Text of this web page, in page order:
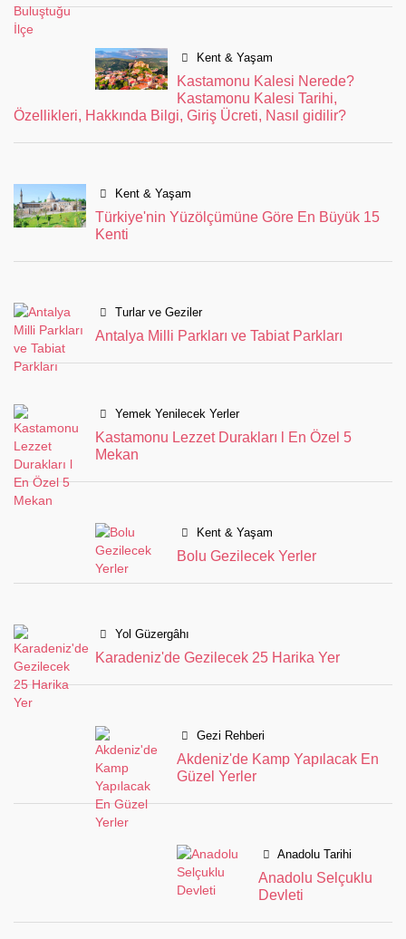
Kent & Yaşam
Kastamonu Kalesi Nerede?
Kastamonu Kalesi Tarihi,
Özellikleri, Hakkında Bilgi, Giriş Ücreti, Nasıl gidilir?
Kent & Yaşam
Türkiye'nin Yüzölçümüne Göre En Büyük 15
Kenti
Turlar ve Geziler
Antalya Milli Parkları ve Tabiat Parkları
Yemek Yenilecek Yerler
Kastamonu Lezzet Durakları l En Özel 5
Mekan
Kent & Yaşam
Bolu Gezilecek Yerler
Yol Güzergâhı
Karadeniz'de Gezilecek 25 Harika Yer
Gezi Rehberi
Akdeniz'de Kamp Yapılacak En
Güzel Yerler
Anadolu Tarihi
Anadolu Selçuklu
Devleti